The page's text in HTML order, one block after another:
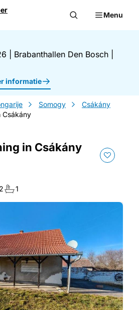
Menu
Brabanthallen Den Bosch
informatie
Somogy
Csákány
Csákány
in Csákány
2 1